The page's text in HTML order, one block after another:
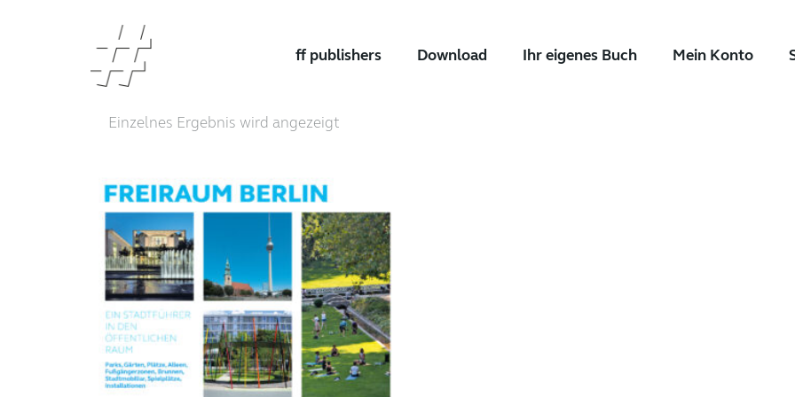
ff publishers Download Ihr eigenes Buch Mein Konto
Einzelnes Ergebnis wird angezeigt